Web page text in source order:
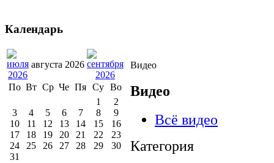
Видео
Видео
Всё видео
Категория
Календарь
августа 2026
По Вт Ср Че Пя Су Во
1
2
3
4 5 6 7 8
9
10
11 12 13 14 15
16
17
18 19 20 21 22
23
24
25 26 27 28 29
30
31